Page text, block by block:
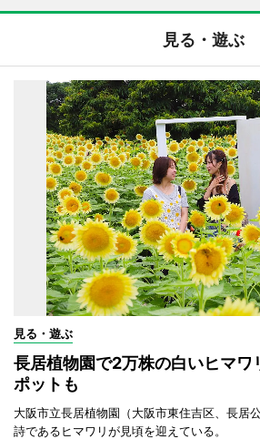
見る・遊ぶ
見る・遊ぶ
長居植物園で2万株の白いヒマ
ポットも
大阪市立長居植物園（大阪市東住吉区、長居
詩であるヒマワリが見頃を迎えている。